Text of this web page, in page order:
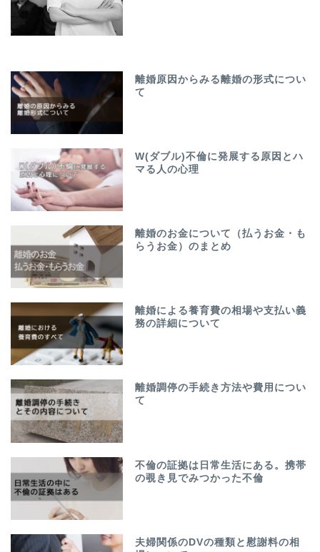
離婚原因からみる離婚の形式につい
て
W(ダブル)不倫に発展する原因とハ
マる人の心理
離婚のお金について（払うお金・も
らうお金）のまとめ
離婚による養育費の相場や支払い義
務の詳細について
離婚調停の手続き方法や費用につい
て
不倫の証拠は日常生活にある。携帯
の覗き見でみつかった不倫
夫婦関係のDVの種類と慰謝料の相